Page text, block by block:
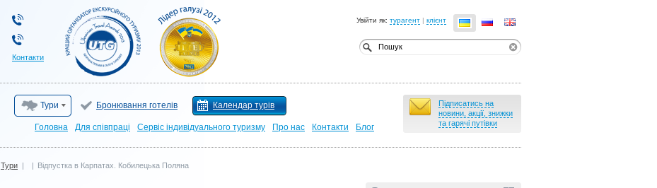
Увійти як: турагент | клієнт
Контакти
Підписатись на
новини, акції, знижки
та гарячі путівки
Тури Бронювання готелів Календар турів
Головна Для cпівпраці Сервіс індивідуального туризму Про нас Контакти Блог
Тури | | Відпустка в Карпатах. Кобилецька Поляна